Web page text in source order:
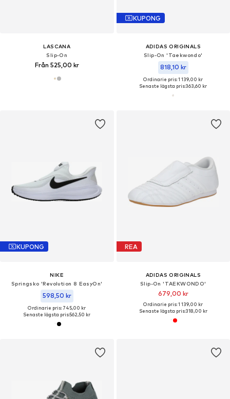
LASCANA
Slip-On
Från 525,00 kr
KUPONG
ADIDAS ORIGINALS
Slip-On 'Taekwondo'
818,10 kr
Ordinarie pris: 1 139,00 kr
Senaste lägsta pris:363,60 kr
KUPONG
NIKE
Springsko 'Revolution 8 EasyOn'
598,50 kr
Ordinarie pris: 745,00 kr
Senaste lägsta pris:562,50 kr
REA
ADIDAS ORIGINALS
Slip-On 'TAEKWONDO'
679,00 kr
Ordinarie pris: 1 139,00 kr
Senaste lägsta pris:318,00 kr